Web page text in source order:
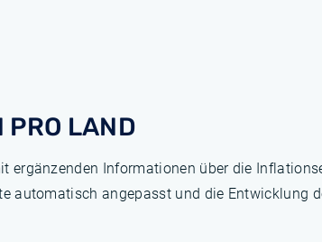
PRO LAND
ergänzenden Informationen über die
automatisch angepasst und die Entwicklung